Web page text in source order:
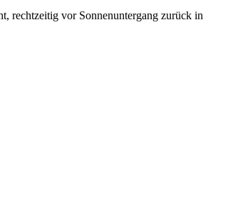
rechtzeitig vor Sonnenuntergang zurück in